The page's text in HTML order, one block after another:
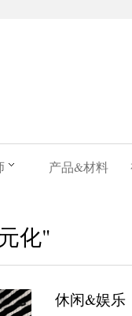
产品&材料
化"
休闲&娱乐